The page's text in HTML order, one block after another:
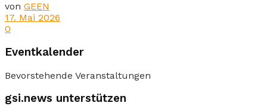
von GEEN
17. Mai 2026
0
Eventkalender
Bevorstehende Veranstaltungen
gsi.news unterstützen